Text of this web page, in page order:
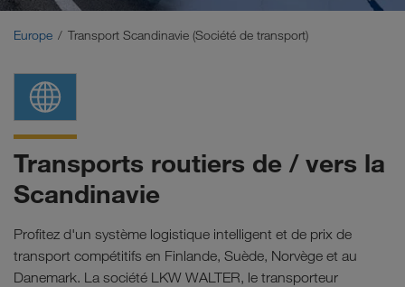
Europe Transport Scandinavie (Société de transport)
Transports routiers de / vers la
Scandinavie
Profitez d'un système logistique intelligent et de prix de
transport compétitifs en Finlande, Suède, Norvège et au
Danemark. La société LKW WALTER, le transporteur